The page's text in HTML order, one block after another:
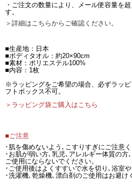
・ご注文の数量により、メール便容量を
す。
＞詳細はこちらからご確認ください。
■生産地：日本
■ボディタオル：約20×90cm
■素材：ポリエステル100%
■内容：1枚
※ラッピングをご希望の場合、必ずラッ
フトボックス不可。
＞ラッピング袋ご購入はこちら
■ご注意
･肌を傷めないよう､こすりすぎにご注意く
･お肌が弱い方､乳児､アレルギー体質の方
ご使用にならないでください。
･ご使用後はよくすすいで水を切り､浴室
･洗濯機､乾燥機､漂白剤のご使用はお避け